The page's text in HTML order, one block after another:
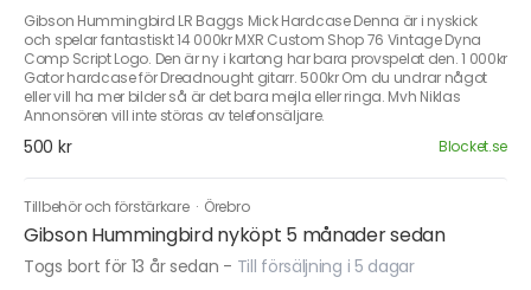
Gibson Hummingbird LR Baggs Mick Hardcase Denna är i nyskick
och spelar fantastiskt 14 000kr MXR Custom Shop 76 Vintage Dyna
Comp Script Logo. Den är ny i kartong har bara provspelat den. 1 000kr
Gator hardcase för Dreadnought gitarr. 500kr Om du undrar något
eller vill ha mer bilder så är det bara mejla eller ringa. Mvh Niklas
Annonsören vill inte störas av telefonsäljare.
500 kr Blocket.se
Tillbehör och förstärkare · Örebro
Gibson Hummingbird nyköpt 5 månader sedan
Togs bort för 13 år sedan - Till försäljning i 5 dagar